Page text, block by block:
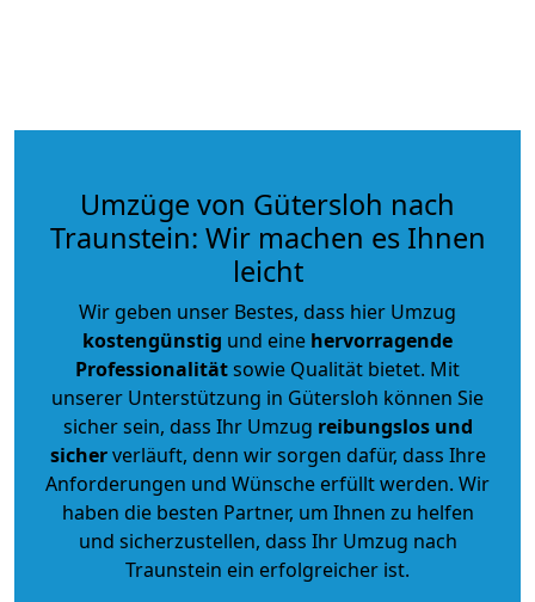
Umzüge von Gütersloh nach
Traunstein: Wir machen es Ihnen
leicht
Wir geben unser Bestes, dass hier Umzug
kostengünstig und eine hervorragende
Professionalitätsowie Qualität bietet. Mit
unserer Unterstützung in Gütersloh können Sie
sicher sein, dass Ihr Umzug reibungslos und
sicherverläuft, denn wir sorgen dafür, dass Ihre
Anforderungen und Wünsche erfüllt werden. Wir
haben die besten Partner, um Ihnen zu helfen
und sicherzustellen, dass Ihr Umzug nach
Traunstein ein erfolgreicher ist.